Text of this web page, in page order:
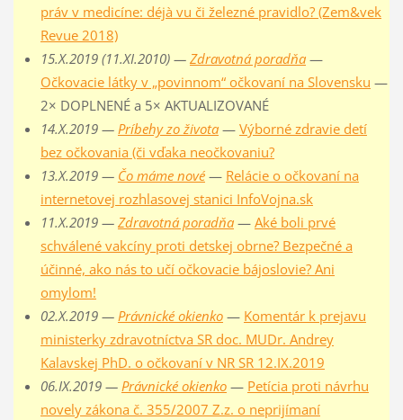
práv v medicíne: déjà vu či železné pravidlo? (Zem&vek
Revue 2018)
15.X.2019 (11.XI.2010) — Zdravotná poradňa—
Očkovacie látky v „povinnom“ očkovaní na Slovensku —
2× DOPLNENÉ a 5× AKTUALIZOVANÉ
14.X.2019 — Príbehy zo života— Výborné zdravie detí
bez očkovania (či vďaka neočkovaniu?
13.X.2019 — Čo máme nové— Relácie o očkovaní na
internetovej rozhlasovej stanici InfoVojna.sk
11.X.2019 — Zdravotná poradňa— Aké boli prvé
schválené vakcíny proti detskej obrne? Bezpečné a
účinné, ako nás to učí očkovacie bájoslovie? Ani
omylom!
02.X.2019 — Právnické okienko— Komentár k prejavu
ministerky zdravotníctva SR doc. MUDr. Andrey
Kalavskej PhD. o očkovaní v NR SR 12.IX.2019
06.IX.2019 — Právnické okienko— Petícia proti návrhu
novely zákona č. 355/2007 Z.z. o neprijímaní